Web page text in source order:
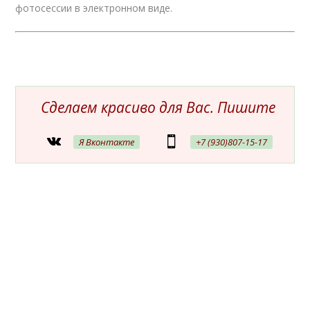
фотосессии в электронном виде.
Сделаем красиво для Вас. Пишите
Я Вконтакте +7 (930)807-15-17